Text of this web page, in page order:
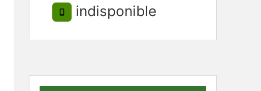
indisponible